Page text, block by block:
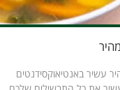
עשיר באנטיאוקסידנטים